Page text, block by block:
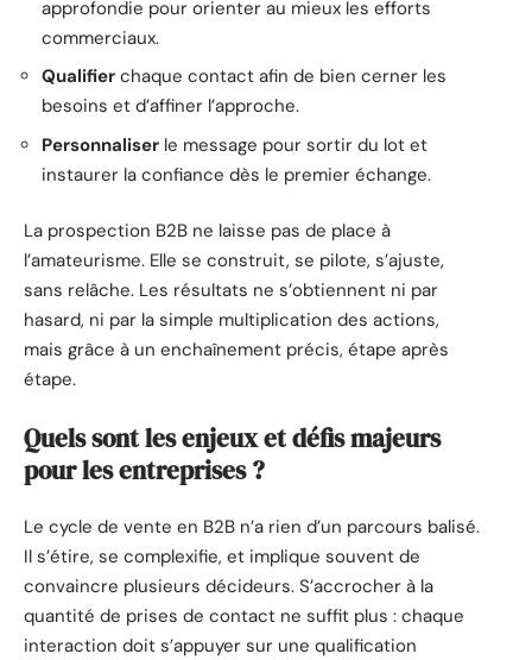
approfondie pour orienter au mieux les efforts
commerciaux.
Qualifier chaque contact afin de bien cerner les
besoins et d’affiner l’approche.
Personnaliser le message pour sortir du lot et
instaurer la confiance dès le premier échange.
La prospection B2B ne laisse pas de place à
l’amateurisme. Elle se construit, se pilote, s’ajuste,
sans relâche. Les résultats ne s’obtiennent ni par
hasard, ni par la simple multiplication des actions,
mais grâce à un enchaînement précis, étape après
étape.
Quels sont les enjeux et défis majeurs
pour les entreprises ?
Le cycle de vente en B2B n’a rien d’un parcours balisé.
Il s’étire, se complexifie, et implique souvent de
convaincre plusieurs décideurs. S’accrocher à la
quantité de prises de contact ne suffit plus : chaque
interaction doit s’appuyer sur une qualification